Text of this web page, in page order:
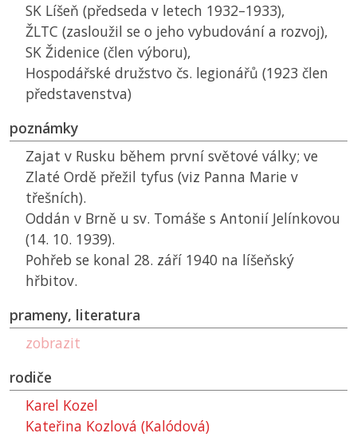
SK Líšeň (předseda v letech 1932–1933),
ŽLTC (zasloužil se o jeho vybudování a rozvoj),
SK Židenice (člen výboru),
Hospodářské družstvo čs. legionářů (1923 člen
představenstva)
poznámky
Zajat v Rusku během první světové války; ve
Zlaté Ordě přežil tyfus (viz Panna Marie v
třešních).
Oddán v Brně u sv. Tomáše s Antonií Jelínkovou
(14. 10. 1939).
Pohřeb se konal 28. září 1940 na líšeňský
hřbitov.
prameny, literatura
zobrazit
rodiče
Karel Kozel
Kateřina Kozlová (Kalódová)